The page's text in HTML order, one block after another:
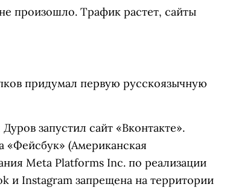
произошло. Трафик растет, сайты
придумал первую русскоязычную
запустил сайт «Вконтакте».
«Фейсбук» (Американская
Meta Platforms Inc. по реализации
и Instagram запрещена на территории